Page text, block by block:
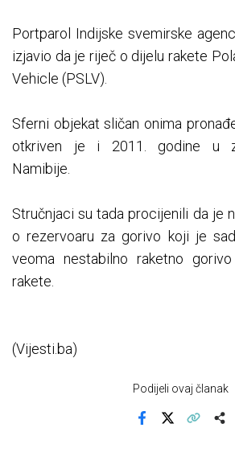
Portparol Indijske svemirske
izjavio da je riječ o dijelu rakete
Vehicle (PSLV).
Sferni objekat sličan onima
otkriven je i 2011. godine u
Namibije.
Stručnjaci su tada procijenili da je
o rezervoaru za gorivo koji je
veoma nestabilno raketno
rakete.
(Vijesti.ba)
Podijeli ovaj članak